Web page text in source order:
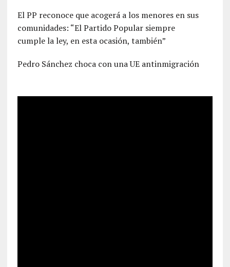
El PP reconoce que acogerá a los menores en sus
comunidades: “El Partido Popular siempre
cumple la ley, en esta ocasión, también”
Pedro Sánchez choca con una UE antinmigración